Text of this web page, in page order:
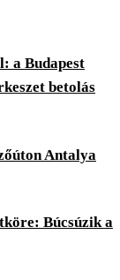
a Budapest
betolás
Antalya
Búcsúzik a